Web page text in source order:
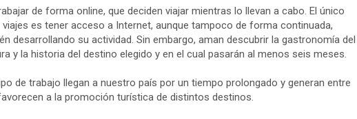
de forma online, que deciden viajar mientras lo llevan a cabo. El único
es tener acceso a Internet, aunque tampoco de forma continuada,
desarrollando su actividad. Sin embargo, aman descubrir la gastronomía del
y la historia del destino elegido y en el cual pasarán al menos seis meses.
de trabajo llegan a nuestro país por un tiempo prolongado y generan entre
a la promoción turística de distintos destinos.